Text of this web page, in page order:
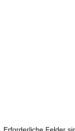
Erforderliche Felder